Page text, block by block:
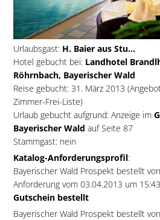
Urlaubsgast:H. Baier aus Stu...
Hotel gebucht bei:Landhotel
Röhrnbach, Bayerischer Wald
Reise gebucht: 31. März 2013
Zimmer-Frei-Liste)
Urlaub gebucht aufgrund: Anzeige im
Bayerischer Wald auf Seite 87
Stammgast: nein
Katalog-Anforderungsprofil:
Bayerischer Wald Prospekt bestellt von
Anforderung vom 03.04.2013 um
Gutschein bestellt
Bayerischer Wald Prospekt bestellt von